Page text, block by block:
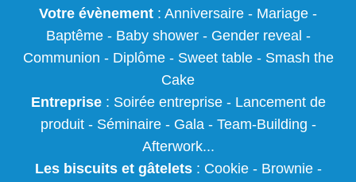
Votre évènement : Anniversaire - Mariage -
Baptême- Baby shower- Gender reveal -
Communion - Diplôme - Sweet table- Smash the
Cake
Entreprise: Soirée entreprise - Lancement de
produit - Séminaire - Gala - Team-Building -
Afterwork...
Les biscuits et gâtelets: Cookie- Brownie -